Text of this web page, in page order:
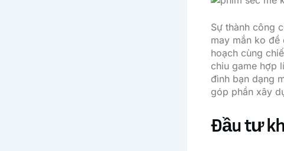
Sự thành công
may mắn ko
hoạch cùng
chiu game hợp
đình bạn dạng
góp phần xây
Đầu tư